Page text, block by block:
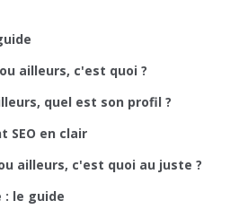
ailleurs, c'est quoi ?
quel est son profil ?
SEO en clair
ailleurs, c'est quoi au juste ?
: le guide